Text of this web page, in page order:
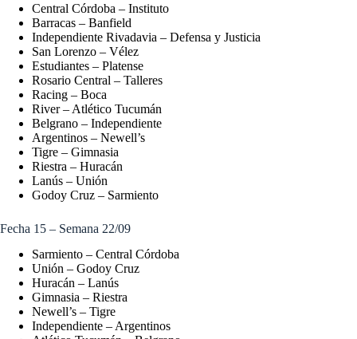
Central Córdoba – Instituto
Barracas – Banfield
Independiente Rivadavia – Defensa y Justicia
San Lorenzo – Vélez
Estudiantes – Platense
Rosario Central – Talleres
Racing – Boca
River – Atlético Tucumán
Belgrano – Independiente
Argentinos – Newell’s
Tigre – Gimnasia
Riestra – Huracán
Lanús – Unión
Godoy Cruz – Sarmiento
Fecha 15 – Semana 22/09
Sarmiento – Central Córdoba
Unión – Godoy Cruz
Huracán – Lanús
Gimnasia – Riestra
Newell’s – Tigre
Independiente – Argentinos